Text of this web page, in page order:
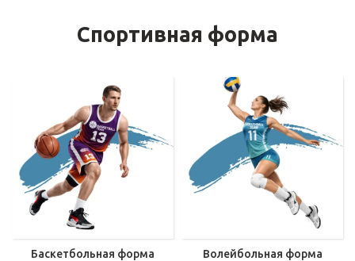
Спортивная форма
Баскетбольная форма Волейбольная форма